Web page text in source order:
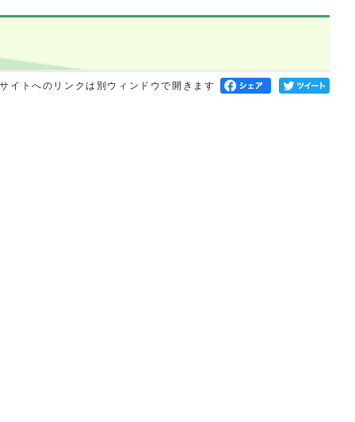
イトへのリンクは別ウィンドウで開きます